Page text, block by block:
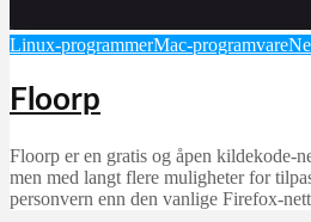
Linux-programmerMac-programvare
Floorp
Floorp er en gratis og åpen kildekode-
men med langt flere muligheter for
personvern enn den vanlige Firefox-